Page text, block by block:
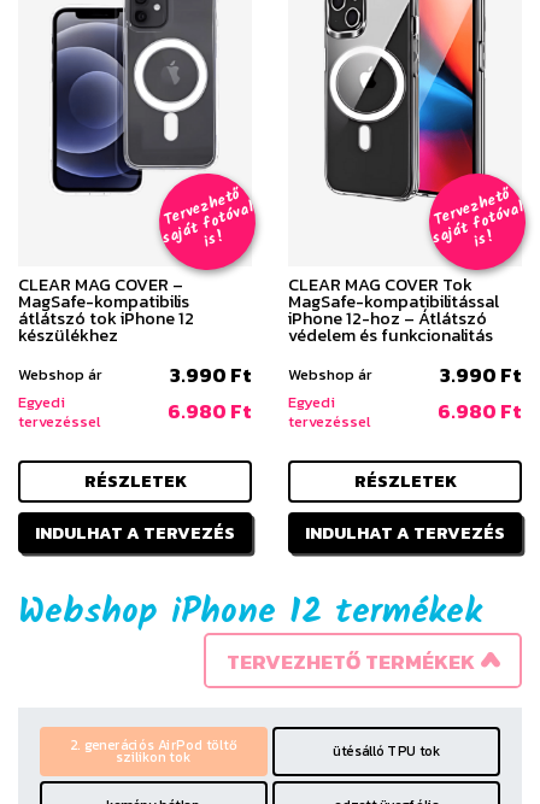
T
er
v
e
z
h
e
t
ő
s
aj
á
t
f
o
t
ó
v
al
i
s
!
CLEAR MAG COVER –
MagSafe-kompatibilis
átlátszó tok iPhone 12
készülékhez
Webshop ár 3.990 Ft
Egyedi
tervezéssel
6.980 Ft
RÉSZLETEK
INDULHAT A TERVEZÉS
T
er
v
e
z
h
e
t
ő
s
aj
á
t
f
o
t
ó
v
al
i
s
!
CLEAR MAG COVER Tok
MagSafe-kompatibilitással
iPhone 12-hoz – Átlátszó
védelem és funkcionalitás
Webshop ár 3.990 Ft
Egyedi
tervezéssel
6.980 Ft
RÉSZLETEK
INDULHAT A TERVEZÉS
Webshop iPhone 12 termékek
TERVEZHETŐ TERMÉKEK
2. generációs AirPod töltő
szilikon tok ütésálló TPU tok